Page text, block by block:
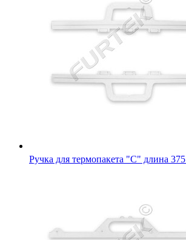
Ручка для термопакета "С" длина